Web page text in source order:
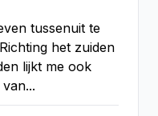
tussenuit te
het zuiden
lijkt me ook